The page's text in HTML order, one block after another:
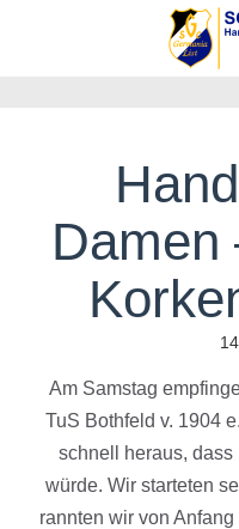
Damen
Am Samstag
TuS Bothfeld v. 1904
schnell heraus,
würde. Wir starteten
rannten wir von